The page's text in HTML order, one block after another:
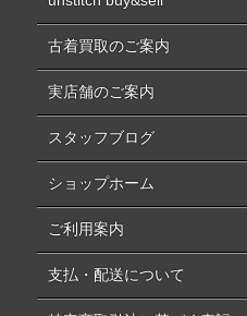
古着買取のご案内
実店舗のご案内
スタッフブログ
ショップホーム
ご利用案内
支払・配送について